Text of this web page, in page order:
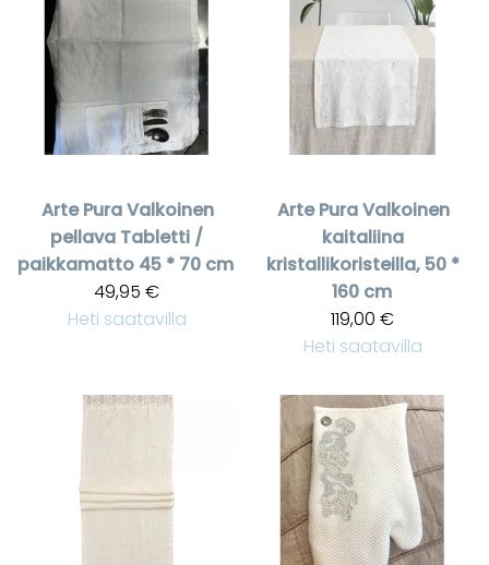
Arte PuraValkoinen
pellava Tabletti /
paikkamatto 45 * 70 cm
49,95 €
Heti saatavilla
Arte PuraValkoinen
kaitaliina
kristallikoristeilla, 50 *
160 cm
119,00 €
Heti saatavilla